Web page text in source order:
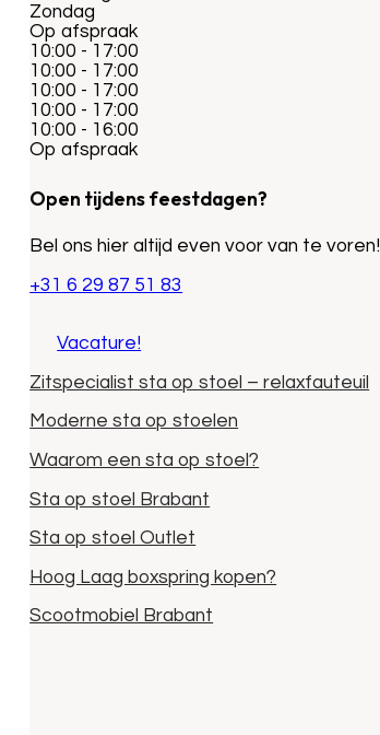
Zondag
Op afspraak
10:00 - 17:00
10:00 - 17:00
10:00 - 17:00
10:00 - 17:00
10:00 - 16:00
Op afspraak
Open tijdens feestdagen?
Bel ons hier altijd even voor van te voren!
+31 6 29 87 51 83
Vacature!
Zitspecialist sta op stoel – relaxfauteuil
Moderne sta op stoelen
Waarom een sta op stoel?
Sta op stoel Brabant
Sta op stoel Outlet
Hoog Laag boxspring kopen?
Scootmobiel Brabant